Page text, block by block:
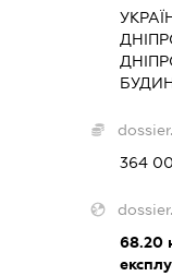
364
68.20